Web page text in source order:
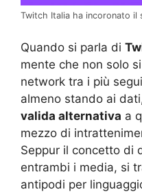
Twitch Italia ha incoronato il
Quando si parla di
mente che non solo
network tra i più
almeno stando ai
valida alternativa a
mezzo di
Seppur il concetto di
entrambi i media, si
antipodi per